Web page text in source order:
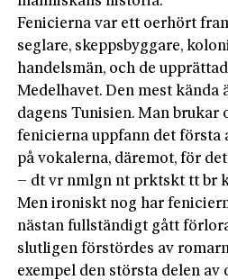
Fenicierna var ett oerhört
seglare, skeppsbyggare,
handelsmän, och de
Medelhavet. Den mest kända
dagens Tunisien. Man brukar
fenicierna uppfann det första
på vokalerna, däremot, för
– dt vr nmlgn nt prktskt tt br
Men ironiskt nog har
nästan fullständigt gått
slutligen förstördes av
exempel den största delen av